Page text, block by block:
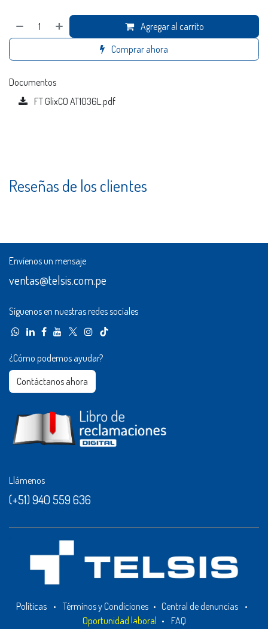
Agregar al carrito
Comprar ahora
Documentos
FT GlixCO AT1036L.pdf
Reseñas de los clientes
Envíenos un mensaje
ventas@telsis.com.pe
Síguenos en nuestras redes sociales
¿Cómo podemos ayudar?
Contáctanos ahora​​
Llámenos
(+51) 940 559 636
Políticas • Términos y Condiciones • Central de denuncias
•
Oportunidad laboral • FAQ